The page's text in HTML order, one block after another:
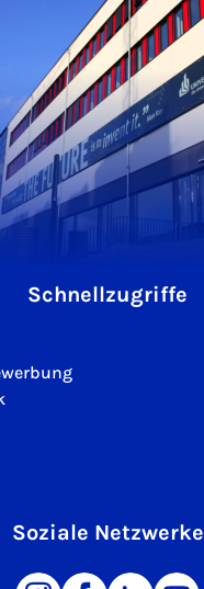
Schnellzugriffe
Soziale Netzwerke